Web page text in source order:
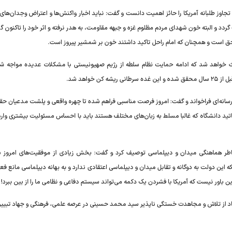
طلبانه آمریکا را حائز اهمیت دانست و گفت: نباید اخبار واکنش‌ها و اعتراض
و البته خون شهدای مردم مظلوم غزه و جبهه مقاومت، به هدر نرفته و اثر خود را تاکنون
است و همچنان که امام راحل تاکید داشتند خون بر شمشیر پیروز است.
شد که ادامه حمایت نظام سلطه از رژیم صهیونیستی با مشکلات عدیده مواجه
شد.
رسانه‌ای فراخواند و گفت: امروز فرصت مناسبی فراهم شده تا چهره واقعی و پلشت مدعیان
دانشگاه که غالبا مسلط به زبان‌های مختلف هستند باید با احساس مسئولیت بیشتری
هماهنگی میدان و دیپلماسی توصیف کرد و گفت: بخش زیادی از موفقیت‌های امروز
دولت به دوگانه و تقابل میدان و دیپلماسی اعتقادی ندارد و به بهانه دیپلماسی مانع
نیست که آمریکا با فشردن یک دکمه می‌تواند سیستم دفاعی و نظامی ما را از بین ببرد!
از تلاش و مجاهدت خستگی ناپذیر سید محمد حسینی در عرصه علمی، فرهنگی و جهاد